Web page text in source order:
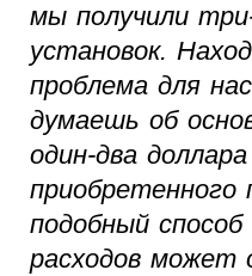
мы получили
установок.
проблема для
думаешь об
один-два
приобретенного
подобный
расходов может